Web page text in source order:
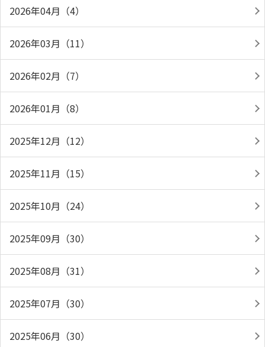
2026年04月（4）
2026年03月（11）
2026年02月（7）
2026年01月（8）
2025年12月（12）
2025年11月（15）
2025年10月（24）
2025年09月（30）
2025年08月（31）
2025年07月（30）
2025年06月（30）